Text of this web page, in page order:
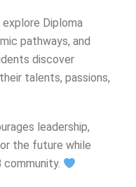
Diploma
pathways, and
discover
talents, passions,
leadership,
the future while